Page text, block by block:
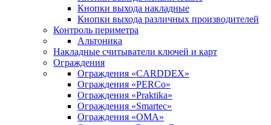
Кнопки выхода накладные
Кнопки выхода различных производителей
Контроль периметра
Альтоника
Накладные считыватели ключей и карт
Ограждения
Ограждения «CARDDEX»
Ограждения «PERCo»
Ограждения «Praktika»
Ограждения «Smartec»
Ограждения «ОМА»